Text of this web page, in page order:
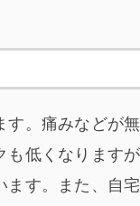
す。痛みなどが
低くなりますが
ます。また、自